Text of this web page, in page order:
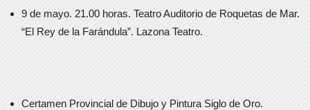
9 de mayo. 21.00 horas. Teatro Auditorio de Roquetas de Mar.
“El Rey de la Farándula”. Lazona Teatro.
Certamen Provincial de Dibujo y Pintura Siglo de Oro.